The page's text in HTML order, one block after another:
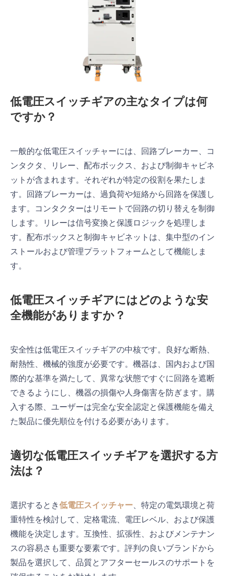
低電圧スイッチギアの主なタイプは何
ですか？
一般的な低電圧スイッチャーには、回路ブレーカー、コ
ンタクタ、リレー、配布ボックス、および制御キャビネ
ットが含まれます。それぞれが特定の役割を果たしま
す。回路ブレーカーは、過負荷や短絡から回路を保護し
ます。コンタクターはリモートで回路の切り替えを制御
します。リレーは信号変換と保護ロジックを処理しま
す。配布ボックスと制御キャビネットは、集中型のイン
ストールおよび管理プラットフォームとして機能しま
す。
低電圧スイッチギアにはどのような安
全機能がありますか？
安全性は低電圧スイッチギアの中核です。良好な断熱、
耐熱性、機械的強度が必要です。機器は、国内および国
際的な基準を満たして、異常な状態ですぐに回路を遮断
できるようにし、機器の損傷や人身傷害を防ぎます。購
入する際、ユーザーは完全な安全認定と保護機能を備え
た製品に優先順位を付ける必要があります。
適切な低電圧スイッチギアを選択する方
法は？
選択するとき低電圧スイッチャー、特定の電気環境と荷
重特性を検討して、定格電流、電圧レベル、および保護
機能を決定します。互換性、拡張性、およびメンテナン
スの容易さも重要な要素です。評判の良いブランドから
製品を選択して、品質とアフターセールスのサポートを